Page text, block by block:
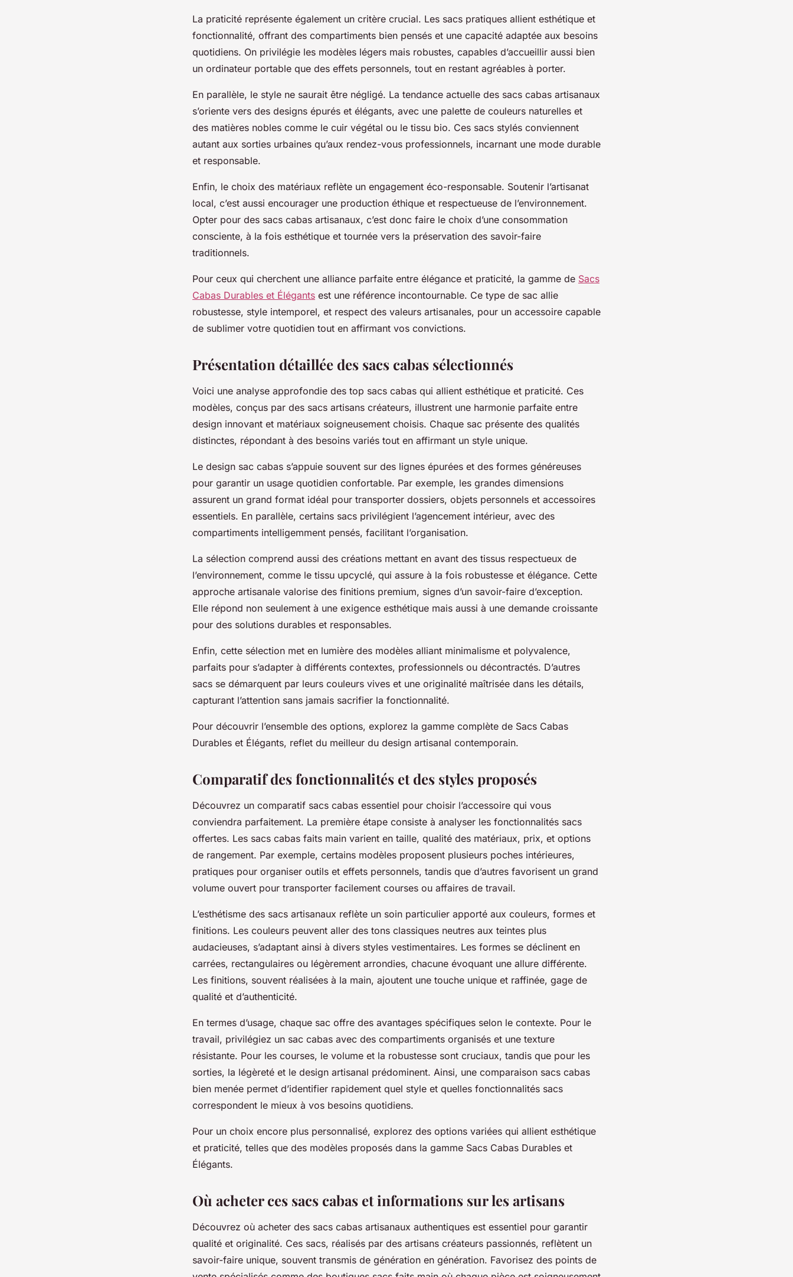
La praticité représente également un critère crucial. Les sacs pratiques allient esthétique et
fonctionnalité, offrant des compartiments bien pensés et une capacité adaptée aux besoins
quotidiens. On privilégie les modèles légers mais robustes, capables d’accueillir aussi bien
un ordinateur portable que des effets personnels, tout en restant agréables à porter.
En parallèle, le style ne saurait être négligé. La tendance actuelle des sacs cabas artisanaux
s’oriente vers des designs épurés et élégants, avec une palette de couleurs naturelles et
des matières nobles comme le cuir végétal ou le tissu bio. Ces sacs stylés conviennent
autant aux sorties urbaines qu’aux rendez-vous professionnels, incarnant une mode durable
et responsable.
Enfin, le choix des matériaux reflète un engagement éco-responsable. Soutenir l’artisanat
local, c’est aussi encourager une production éthique et respectueuse de l’environnement.
Opter pour des sacs cabas artisanaux, c’est donc faire le choix d’une consommation
consciente, à la fois esthétique et tournée vers la préservation des savoir-faire
traditionnels.
Pour ceux qui cherchent une alliance parfaite entre élégance et praticité, la gamme de Sacs
Cabas Durables et Élégants est une référence incontournable. Ce type de sac allie
robustesse, style intemporel, et respect des valeurs artisanales, pour un accessoire capable
de sublimer votre quotidien tout en affirmant vos convictions.
Présentation détaillée des sacs cabas sélectionnés
Voici une analyse approfondie des top sacs cabas qui allient esthétique et praticité. Ces
modèles, conçus par des sacs artisans créateurs, illustrent une harmonie parfaite entre
design innovant et matériaux soigneusement choisis. Chaque sac présente des qualités
distinctes, répondant à des besoins variés tout en affirmant un style unique.
Le design sac cabas s’appuie souvent sur des lignes épurées et des formes généreuses
pour garantir un usage quotidien confortable. Par exemple, les grandes dimensions
assurent un grand format idéal pour transporter dossiers, objets personnels et accessoires
essentiels. En parallèle, certains sacs privilégient l’agencement intérieur, avec des
compartiments intelligemment pensés, facilitant l’organisation.
La sélection comprend aussi des créations mettant en avant des tissus respectueux de
l’environnement, comme le tissu upcyclé, qui assure à la fois robustesse et élégance. Cette
approche artisanale valorise des finitions premium, signes d’un savoir-faire d’exception.
Elle répond non seulement à une exigence esthétique mais aussi à une demande croissante
pour des solutions durables et responsables.
Enfin, cette sélection met en lumière des modèles alliant minimalisme et polyvalence,
parfaits pour s’adapter à différents contextes, professionnels ou décontractés. D’autres
sacs se démarquent par leurs couleurs vives et une originalité maîtrisée dans les détails,
capturant l’attention sans jamais sacrifier la fonctionnalité.
Pour découvrir l’ensemble des options, explorez la gamme complète de Sacs Cabas
Durables et Élégants, reflet du meilleur du design artisanal contemporain.
Comparatif des fonctionnalités et des styles proposés
Découvrez un comparatif sacs cabas essentiel pour choisir l’accessoire qui vous
conviendra parfaitement. La première étape consiste à analyser les fonctionnalités sacs
offertes. Les sacs cabas faits main varient en taille, qualité des matériaux, prix, et options
de rangement. Par exemple, certains modèles proposent plusieurs poches intérieures,
pratiques pour organiser outils et effets personnels, tandis que d’autres favorisent un grand
volume ouvert pour transporter facilement courses ou affaires de travail.
L’esthétisme des sacs artisanaux reflète un soin particulier apporté aux couleurs, formes et
finitions. Les couleurs peuvent aller des tons classiques neutres aux teintes plus
audacieuses, s’adaptant ainsi à divers styles vestimentaires. Les formes se déclinent en
carrées, rectangulaires ou légèrement arrondies, chacune évoquant une allure différente.
Les finitions, souvent réalisées à la main, ajoutent une touche unique et raffinée, gage de
qualité et d’authenticité.
En termes d’usage, chaque sac offre des avantages spécifiques selon le contexte. Pour le
travail, privilégiez un sac cabas avec des compartiments organisés et une texture
résistante. Pour les courses, le volume et la robustesse sont cruciaux, tandis que pour les
sorties, la légèreté et le design artisanal prédominent. Ainsi, une comparaison sacs cabas
bien menée permet d’identifier rapidement quel style et quelles fonctionnalités sacs
correspondent le mieux à vos besoins quotidiens.
Pour un choix encore plus personnalisé, explorez des options variées qui allient esthétique
et praticité, telles que des modèles proposés dans la gamme Sacs Cabas Durables et
Élégants.
Où acheter ces sacs cabas et informations sur les artisans
Découvrez où acheter des sacs cabas artisanaux authentiques est essentiel pour garantir
qualité et originalité. Ces sacs, réalisés par des artisans créateurs passionnés, reflètent un
savoir-faire unique, souvent transmis de génération en génération. Favorisez des points de